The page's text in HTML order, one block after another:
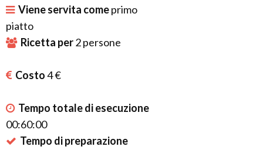
Viene servita comeprimo
piatto
Ricetta per2persone
Costo4 €
Tempo totale di esecuzione
00:60:00
Tempo di preparazione